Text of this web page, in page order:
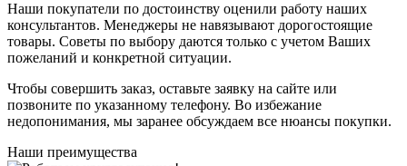
Наши покупатели по достоинству оценили работу наших
консультантов. Менеджеры не навязывают дорогостоящие
товары. Советы по выбору даются только с учетом Ваших
пожеланий и конкретной ситуации.
Чтобы совершить заказ, оставьте заявку на сайте или
позвоните по указанному телефону. Во избежание
недопонимания, мы заранее обсуждаем все нюансы покупки.
Наши преимущества